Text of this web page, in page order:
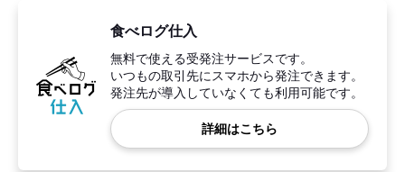
食べログ仕入
無料で使える受発注サービスです。
いつもの取引先にスマホから発注できます。
発注先が導入していなくても利用可能です。
詳細はこちら